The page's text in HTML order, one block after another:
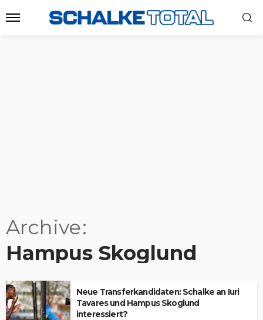
Archive
Hampus Skoglund
Neue Transferkandidaten: Schalke an Iuri
Tavares und Hampus Skoglund
interessiert?